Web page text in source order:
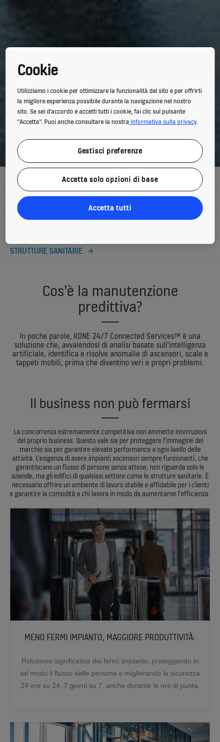
EDIFICI RESIDENZIALI
HOTEL
STRUTTURE SANITARIE
Cos'è la manutenzione
predittiva?
In poche parole, KONE 24/7 Connected Services™ è una
soluzione che, avvalendosi di analisi basate sull'intelligenza
artificiale, identifica e risolve anomalie di ascensori, scale e
tappeti mobili, prima che diventino veri e propri problemi.
Il business non può fermarsi
La concorrenza estremamente competitiva non ammette interruzioni
del proprio business. Questo vale sia per proteggere l'immagine del
marchio sia per garantire elevate performance a ogni livello delle
attività. L'esigenza di avere impianti ascensori sempre funzionanti, che
garantiscano un flusso di persone senza attese, non riguarda solo le
aziende, ma gli edifici di qualsiasi settore come le strutture sanitarie. È
necessario offrire un ambiente di lavoro stabile e affidabile per i clienti
e garantire la comodità a chi lavora in modo da aumentarne l'efficienza.
MENO FERMI IMPIANTO, MAGGIORE PRODUTTIVITÀ:
Riduzione significativa dei fermi impianto, proteggendo in
tal modo il flusso delle persone e migliorando la sicurezza
24 ore su 24, 7 giorni su 7, anche durante le ore di punta.
Cookie
Utilizziamo i cookie per ottimizzare la funzionalità del sito e per offrirti
la migliore esperienza possibile durante la navigazione nel nostro
sito. Se sei d'accordo e accetti tutti i cookie, fai clic sul pulsante
"Accetta". Puoi anche consultare la nostra informativa sulla privacy.
Gestisci preferenze
Accetta solo opzioni di base
Accetta tutti